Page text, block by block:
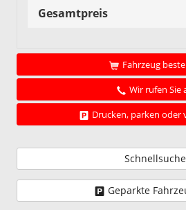
Gesamtpreis
Fahrzeug
Wir rufen Sie
Drucken, parken oder
Schnellsuche
Geparkte